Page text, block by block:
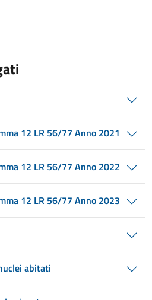
12 LR 56/77 Anno 2021
12 LR 56/77 Anno 2022
12 LR 56/77 Anno 2023
abitati